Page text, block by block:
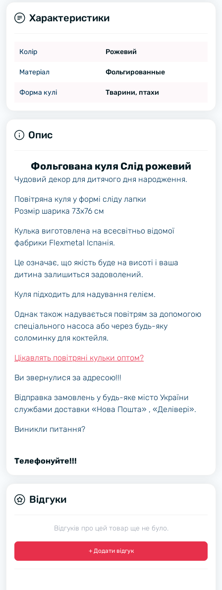
Характеристики
Колір Рожевий
Матеріал Фольгированные
Форма кулі Тварини, птахи
Опис
Фольгована куля Слід рожевий
Чудовий декор для дитячого дня народження.
Повітряна куля у формі сліду лапки
Розмір шарика 73х76 см
Кулька виготовлена на всесвітньо відомої
фабрики Flexmetal Іспанія.
Це означає, що якість буде на висоті і ваша
дитина залишиться задоволений.
Куля підходить для надування гелієм.
Однак також надувається повітрям за допомогою
спеціального насоса або через будь-яку
соломинку для коктейля.
Цікавлять повітряні кульки оптом?
Ви звернулися за адресою!!!
Відправка замовлень у будь-яке місто України
службами доставки «Нова Пошта» , «Делівері».
Виникли питання?
Телефонуйте!!!
Відгуки
Відгуків про цей товар ще не було.
+ Додати відгук